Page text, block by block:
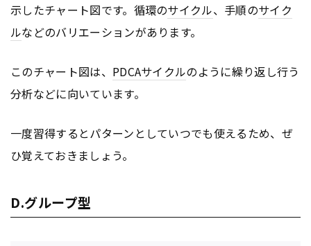
示したチャート図です。循環のサイクル、手順のサイク
ルなどのバリエーションがあります。
このチャート図は、 PDCAサイクルのように繰り返し行う
分析などに向いています。
一度習得するとパターンとしていつでも使えるため、ぜ
ひ覚えておきましょう。
D.グループ型